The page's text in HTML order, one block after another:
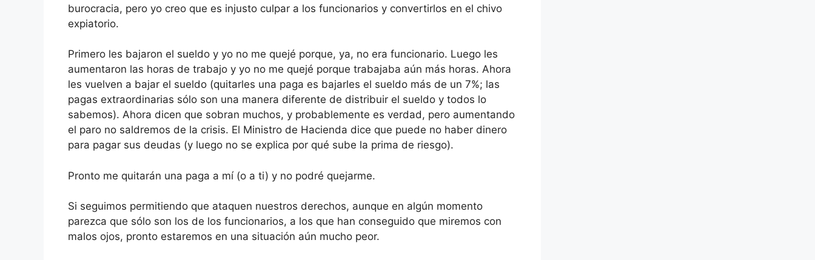
burocracia, pero yo creo que es injusto culpar a los funcionarios y convertirlos en el chivo
expiatorio.
Primero les bajaron el sueldo y yo no me quejé porque, ya, no era funcionario. Luego les
aumentaron las horas de trabajo y yo no me quejé porque trabajaba aún más horas. Ahora
les vuelven a bajar el sueldo (quitarles una paga es bajarles el sueldo más de un 7%; las
pagas extraordinarias sólo son una manera diferente de distribuir el sueldo y todos lo
sabemos). Ahora dicen que sobran muchos, y probablemente es verdad, pero aumentando
el paro no saldremos de la crisis. El Ministro de Hacienda dice que puede no haber dinero
para pagar sus deudas (y luego no se explica por qué sube la prima de riesgo).
Pronto me quitarán una paga a mí (o a ti) y no podré quejarme.
Si seguimos permitiendo que ataquen nuestros derechos, aunque en algún momento
parezca que sólo son los de los funcionarios, a los que han conseguido que miremos con
malos ojos, pronto estaremos en una situación aún mucho peor.